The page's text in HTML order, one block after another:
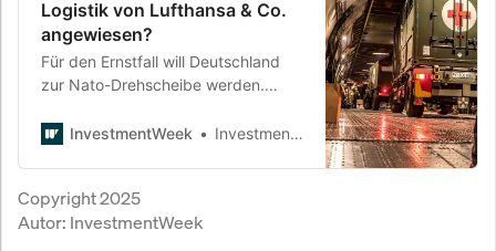
Logistik von Lufthansa & Co.
angewiesen?
Für den Ernstfall will Deutschland
zur Nato-Drehscheibe werden.
mehr Panzer verladen, sondern
militärischer Aufrüstung und
maroder Infrastruktur formiert sich
InvestmentWeek InvestmentWeek
Copyright 2025
Autor: InvestmentWeek